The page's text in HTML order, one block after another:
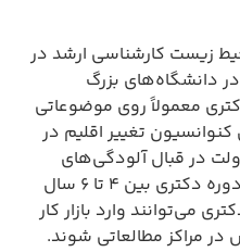
زیست کارشناسی ارشد در
دانشگاه‌های بزرگ
معمولاً روی موضوعاتی
تغییر اقلیم در
در قبال آلودگی‌های
زیست‌محیطی تحقیق می‌کنند و دوره دکتری بین ۴ تا ۶ سال
می‌توانند وارد بازار کار
مراکز مطالعاتی شوند.